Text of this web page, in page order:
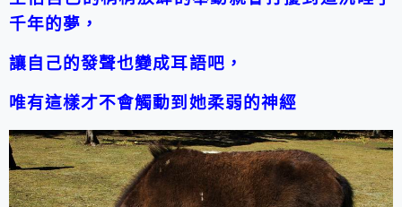
千年的夢，
讓自己的發聲也變成耳語吧，
唯有這樣才不會觸動到她柔弱的神經